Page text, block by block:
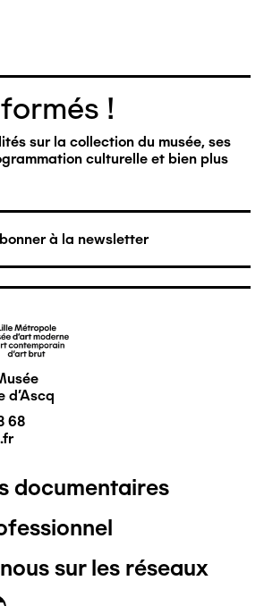
!
sur la collection du musée, ses
culturelle et bien plus
à la newsletter
d'Ascq
68
documentaires
sur les réseaux